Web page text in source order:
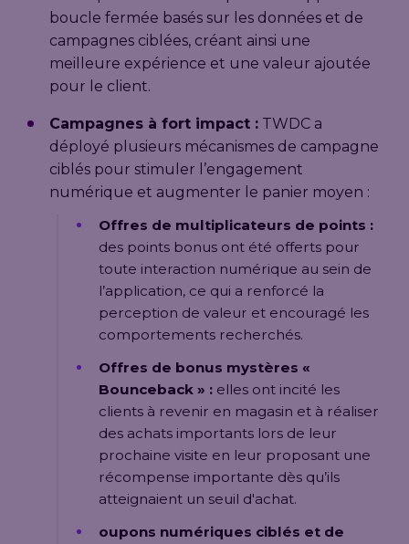
boucle fermée basés sur les données et de
campagnes ciblées, créant ainsi une
meilleure expérience et une valeur ajoutée
pour le client.
Campagnes à fort impact : TWDC a
déployé plusieurs mécanismes de campagne
ciblés pour stimuler l’engagement
numérique et augmenter le panier moyen :
Offres de multiplicateurs de points :
des points bonus ont été offerts pour
toute interaction numérique au sein de
l’application, ce qui a renforcé la
perception de valeur et encouragé les
comportements recherchés.
Offres de bonus mystères «
Bounceback » : elles ont incité les
clients à revenir en magasin et à réaliser
des achats importants lors de leur
prochaine visite en leur proposant une
récompense importante dès qu’ils
atteignaient un seuil d'achat.
oupons numériques ciblés et de